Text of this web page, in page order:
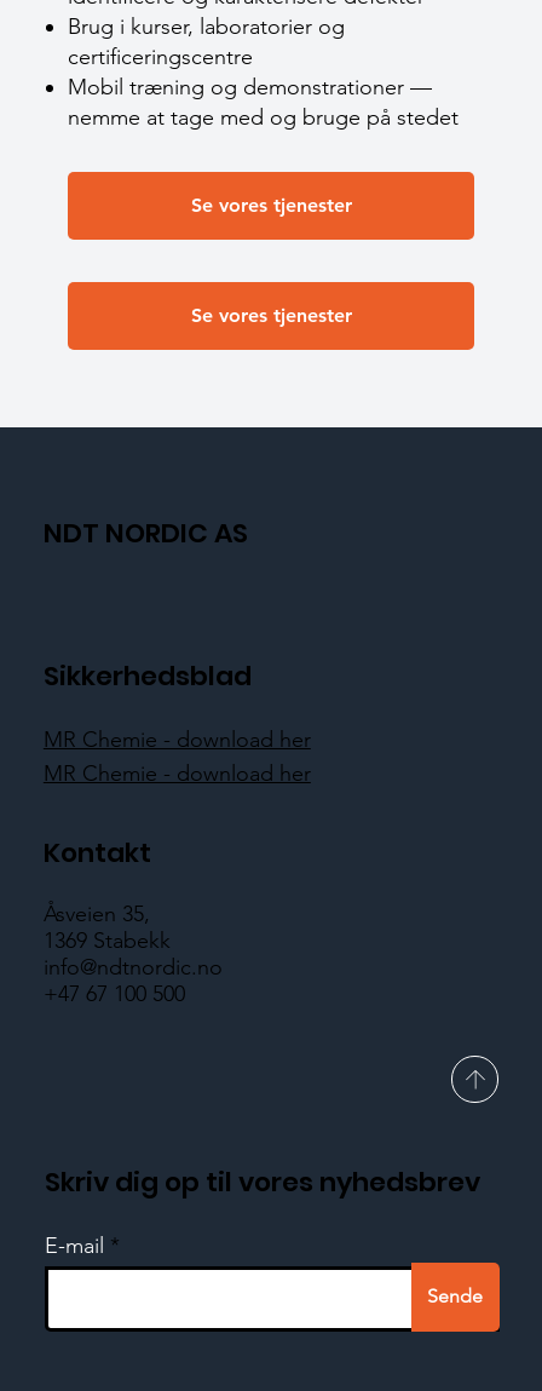
Brug i kurser, laboratorier og
certificeringscentre
Mobil træning og demonstrationer —
nemme at tage med og bruge på stedet
Se vores tjenester
Se vores tjenester
NDT NORDIC AS
Sikkerhedsblad
MR Chemie - download her
MR Chemie - download her
Kontakt
Åsveien 35,
1369 Stabekk
info@ndtnordic.no
+47 67 100 500
Skriv dig op til vores nyhedsbrev
E-mail
Sende